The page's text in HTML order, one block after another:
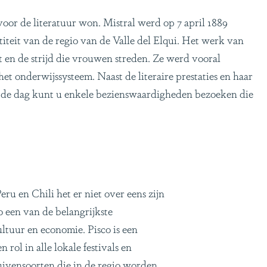
de literatuur won. Mistral werd op 7 april 1889
van de regio van de Valle del Elqui. Het werk van
en de strijd die vrouwen streden. Ze werd vooral
onderwijssysteem. Naast de literaire prestaties en haar
dag kunt u enkele bezienswaardigheden bezoeken die
en Chili het er niet over eens zijn
van de belangrijkste
en economie. Pisco is een
rol in alle lokale festivals en